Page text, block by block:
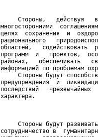
Стороны,   действуя
многосторонними
целях  сохранения  и
рационального
областей,   содействовать
программ  и   проектов,
районах,   обеспечивать
информацией по проблемам
Стороны будут
предупреждения  и
последствий
характера.
Стороны будут
сотрудничество в